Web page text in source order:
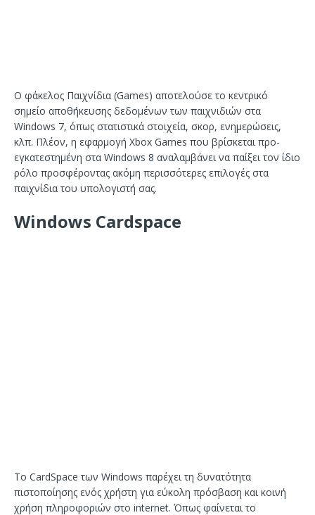
Ο φάκελος Παιχνίδια (Games) αποτελούσε το κεντρικό
σημείο αποθήκευσης δεδομένων των παιχνιδιών στα
Windows 7, όπως στατιστικά στοιχεία, σκορ, ενημερώσεις,
κλπ. Πλέον, η εφαρμογή Xbox Games που βρίσκεται προ-
εγκατεστημένη στα Windows 8 αναλαμβάνει να παίξει τον ίδιο
ρόλο προσφέροντας ακόμη περισσότερες επιλογές στα
παιχνίδια του υπολογιστή σας.
Windows Cardspace
Το CardSpace των Windows παρέχει τη δυνατότητα
πιστοποίησης ενός χρήστη για εύκολη πρόσβαση και κοινή
χρήση πληροφοριών στο internet. Όπως φαίνεται το